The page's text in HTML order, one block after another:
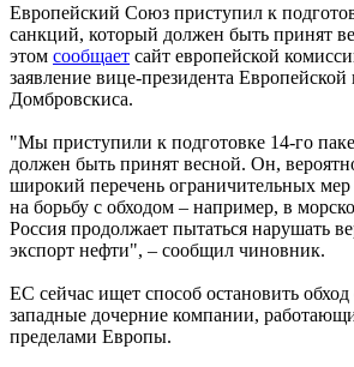
Европейский Союз приступил к
санкций, который должен быть принят
этом сообщает сайт европейской
заявление вице-президента
Домбровскиса.
"Мы приступили к подготовке 14-го
должен быть принят весной. Он,
широкий перечень ограничительных
на борьбу с обходом – например, в
Россия продолжает пытаться нарушать
экспорт нефти", – сообщил чиновник.
ЕС сейчас ищет способ остановить обход
западные дочерние компании,
пределами Европы.